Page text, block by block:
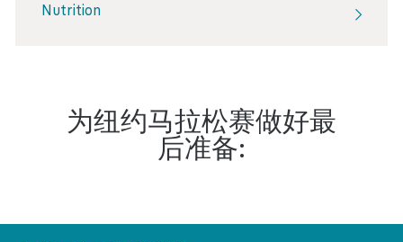
Nutrition
为纽约马拉松赛做好最
后准备: